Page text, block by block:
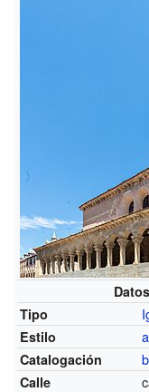
Tipo
Estilo
Catalogación
Calle